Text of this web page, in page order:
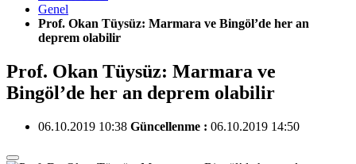
Genel
Prof. Okan Tüysüz: Marmara ve Bingöl’de her an
deprem olabilir
Prof. Okan Tüysüz: Marmara ve
Bingöl’de her an deprem olabilir
06.10.2019 10:38 Güncellenme : 06.10.2019 14:50